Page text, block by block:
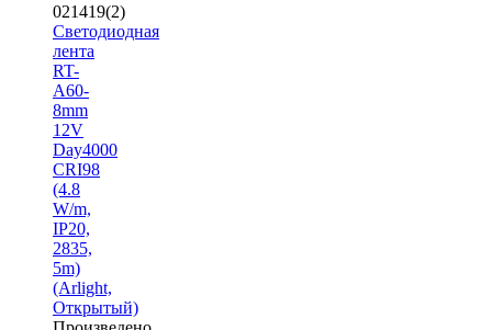
021419(2)
Светодиодная
лента
RT-
A60-
8mm
12V
Day4000
CRI98
(4.8
W/m,
IP20,
2835,
5m)
(Arlight,
Открытый)